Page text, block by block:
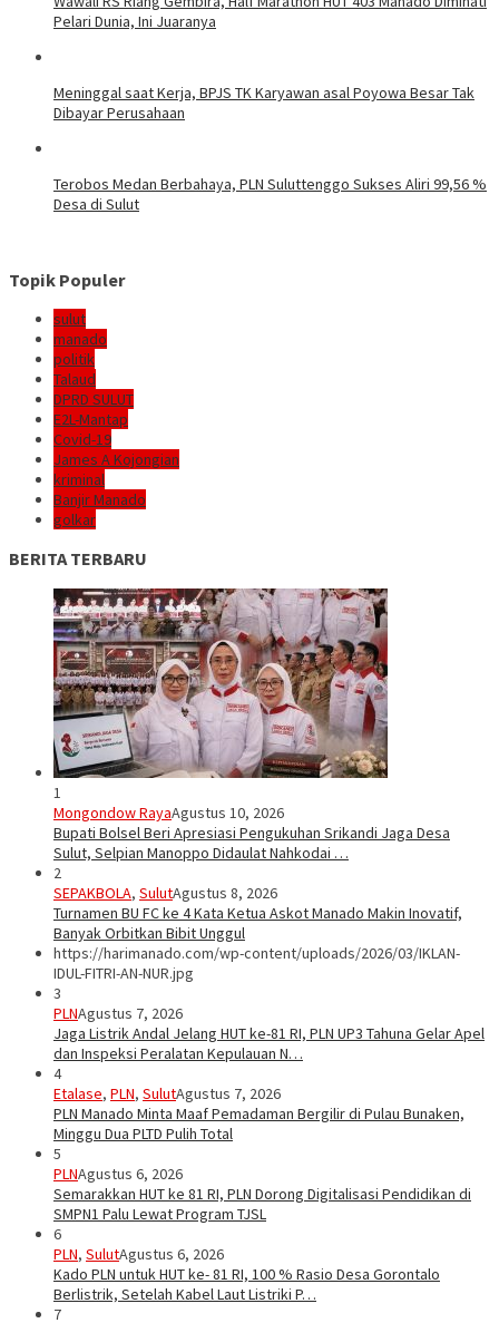
Pelari Dunia, Ini Juaranya
Meninggal saat Kerja, BPJS TK Karyawan asal Poyowa Besar Tak
Dibayar Perusahaan
Terobos Medan Berbahaya, PLN Suluttenggo Sukses Aliri 99,56 %
Desa di Sulut
Topik Populer
sulut
manado
politik
Talaud
DPRD SULUT
E2L-Mantap
Covid-19
James A Kojongian
kriminal
Banjir Manado
golkar
BERITA TERBARU
1
Mongondow RayaAgustus 10, 2026
Bupati Bolsel Beri Apresiasi Pengukuhan Srikandi Jaga Desa
Sulut, Selpian Manoppo Didaulat Nahkodai …
2
SEPAKBOLA, SulutAgustus 8, 2026
Turnamen BU FC ke 4 Kata Ketua Askot Manado Makin Inovatif,
Banyak Orbitkan Bibit Unggul
https://harimanado.com/wp-content/uploads/2026/03/IKLAN-
IDUL-FITRI-AN-NUR.jpg
3
PLNAgustus 7, 2026
Jaga Listrik Andal Jelang HUT ke-81 RI, PLN UP3 Tahuna Gelar Apel
dan Inspeksi Peralatan Kepulauan N…
4
Etalase, PLN, SulutAgustus 7, 2026
PLN Manado Minta Maaf Pemadaman Bergilir di Pulau Bunaken,
Minggu Dua PLTD Pulih Total
5
PLNAgustus 6, 2026
Semarakkan HUT ke 81 RI, PLN Dorong Digitalisasi Pendidikan di
SMPN1 Palu Lewat Program TJSL
6
PLN, SulutAgustus 6, 2026
Kado PLN untuk HUT ke- 81 RI, 100 % Rasio Desa Gorontalo
Berlistrik, Setelah Kabel Laut Listriki P…
7